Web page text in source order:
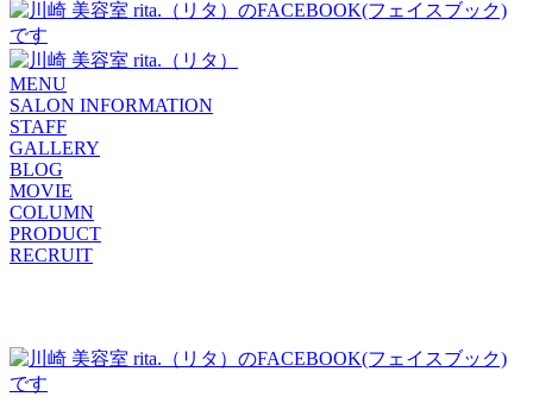
MENU
SALON INFORMATION
STAFF
GALLERY
BLOG
MOVIE
COLUMN
PRODUCT
RECRUIT